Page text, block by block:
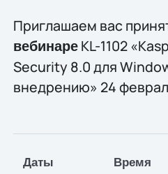
Приглашаем вас
вебинареKL-1102
Security 8.0 для
внедрению» 24
Даты Время